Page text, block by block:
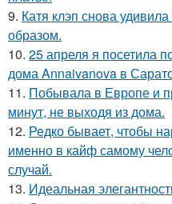
9. Катя клэп снова
образом.
10. 25 апреля я посетила
дома Annaivanova в
11. Побывала в Европе и
минут, не выходя из дома.
12. Редко бывает, чтобы
именно в кайф самому
случай.
13. Идеальная